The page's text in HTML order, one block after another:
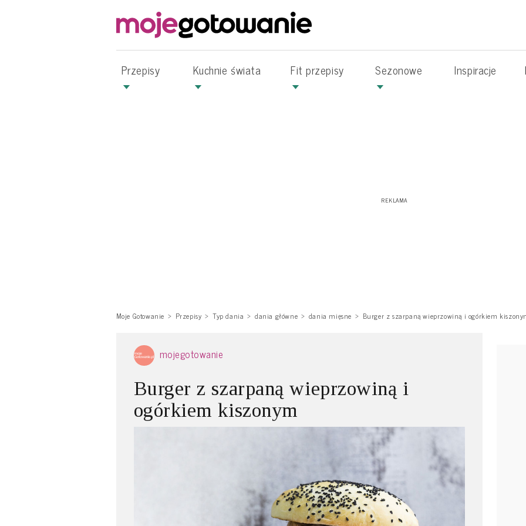
Przepisy Kuchnie świata Fit przepisy Sezonowe Inspiracje
Moje Gotowanie Przepisy Typ dania dania główne dania mięsne Burger z szarpaną wieprzowiną i ogórkiem
mojegotowanie
Burger z szarpaną wieprzowiną i
ogórkiem kiszonym